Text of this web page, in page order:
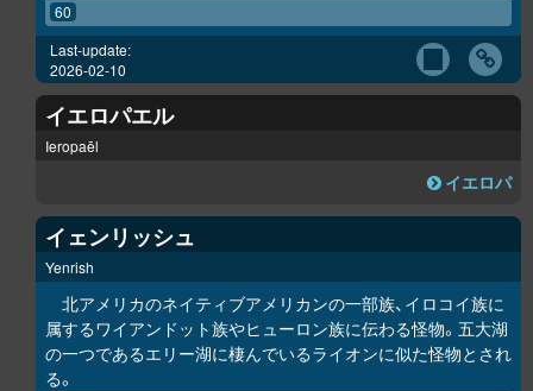
60
Last-update:
2026-02-10
イエロパエル
Ieropaēl
イエロパ
イェンリッシュ
Yenrish
北アメリカのネイティブアメリカンの一部族、イロコイ族に
属するワイアンドット族やヒューロン族に伝わる怪物。五大湖
の一つであるエリー湖に棲んでいるライオンに似た怪物とされ
る。